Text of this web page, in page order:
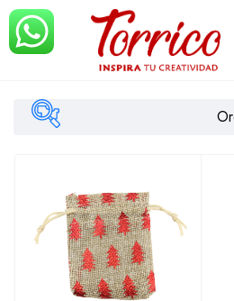
$256 $709
Filtrar